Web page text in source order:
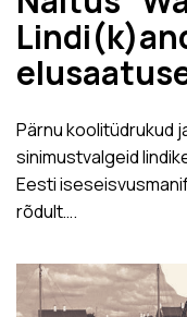
Pärnu koolitüdrukud
sinimustvalgeid
Eesti
rõdult….